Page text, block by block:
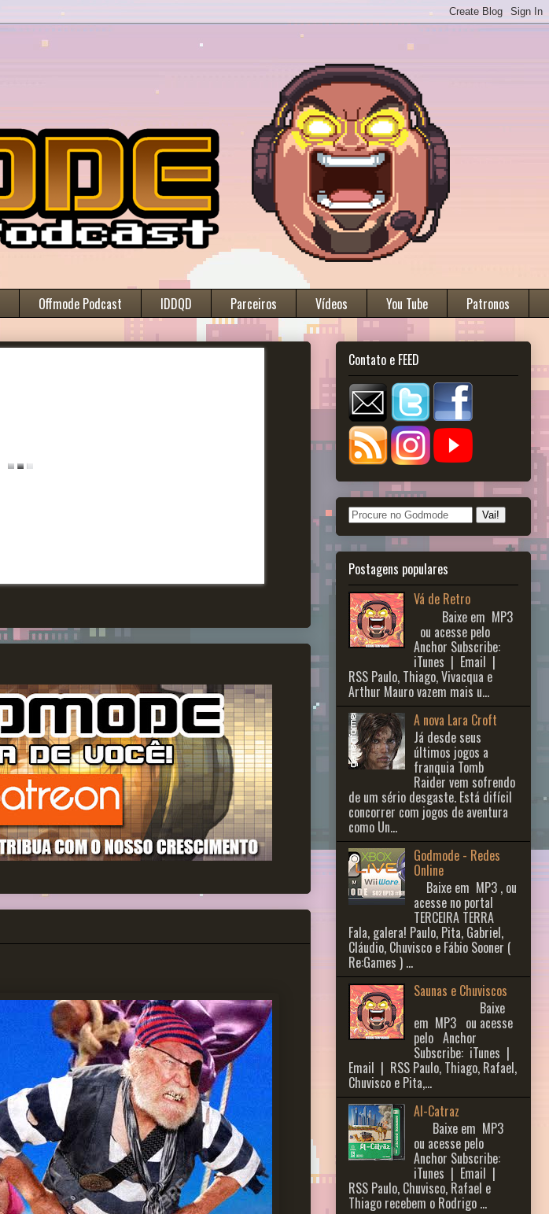
Offmode Podcast IDDQD Parceiros Vídeos You Tube Patronos
Contato e FEED
Postagens populares
Vá de Retro
Baixe em MP3
ou acesse pelo
Anchor Subscribe:
iTunes | Email |
RSS Paulo, Thiago, Vivacqua e
Arthur Mauro vazem mais u...
A nova Lara Croft
Já desde seus
últimos jogos a
franquia Tomb
Raider vem sofrendo
de um sério desgaste. Está difícil
concorrer com jogos de aventura
como Un...
Godmode - Redes
Online
Baixe em MP3 , ou
acesse no portal
TERCEIRA TERRA
Fala, galera! Paulo, Pita, Gabriel,
Cláudio, Chuvisco e Fábio Sooner (
Re:Games ) ...
Saunas e Chuviscos
Baixe
em MP3 ou acesse
pelo Anchor
Subscribe: iTunes |
Email | RSS Paulo, Thiago, Rafael,
Chuvisco e Pita,...
Al-Catraz
Baixe em MP3
ou acesse pelo
Anchor Subscribe:
iTunes | Email |
RSS Paulo, Chuvisco, Rafael e
Thiago recebem o Rodrigo ...